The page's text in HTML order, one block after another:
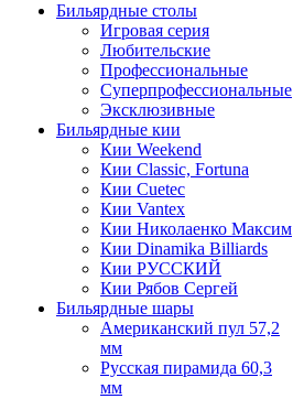
Бильярдные столы
Игровая серия
Любительские
Профессиональные
Суперпрофессиональные
Эксклюзивные
Бильярдные кии
Кии Weekend
Кии Classic, Fortuna
Кии Cuetec
Кии Vantex
Кии Николаенко Максим
Кии Dinamika Billiards
Кии РУССКИЙ
Кии Рябов Сергей
Бильярдные шары
Американский пул 57,2
мм
Русская пирамида 60,3
мм